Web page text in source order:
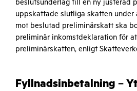
beslutsunderlag till en ny justerad
uppskattade slutliga skatten under
mot beslutad preliminärskatt ska
preliminär inkomstdeklaration för
preliminärskatten, enligt
Fyllnadsinbetalning –